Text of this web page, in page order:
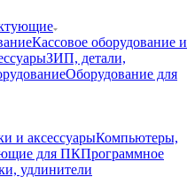
Кассовое оборудование и
ЗИП, детали,
Оборудование для
и аксессуарыКомпьютеры,
для ПКПрограммное
удлинители